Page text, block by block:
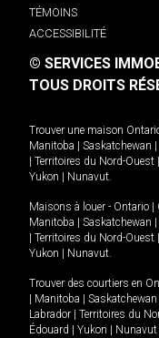
TÉMOINS
ACCESSIBILITÉ
© SERVICES
TOUS DROITS
Trouver une maison
Manitoba
Saskatchewan
Territoires du Nord-Ouest
Yukon
Nunavut.
Maisons à louer - Ontario
Manitoba
Saskatchewan
Territoires du Nord-Ouest
Yukon
Nunavut.
Trouver des courtiers en
Manitoba Saskatchewan
Labrador
Territoires du
Édouard
Yukon Nunavut